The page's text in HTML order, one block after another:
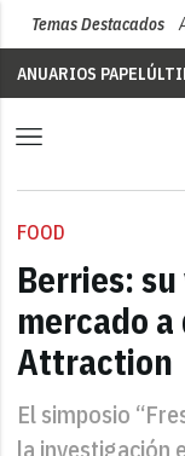
Temas Destacados
ANUARIOS PAPEL
FOOD
Berries:
mercado
Attraction
El simposio
la investigación